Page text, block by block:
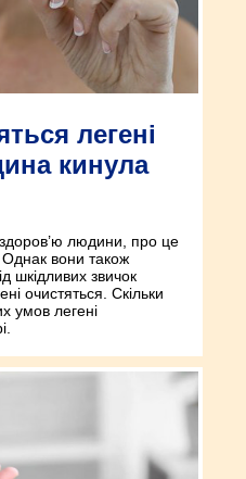
легені
кинула
людини, про це
Однак вони також
шкідливих звичок
очистяться. Скільки
умов легені